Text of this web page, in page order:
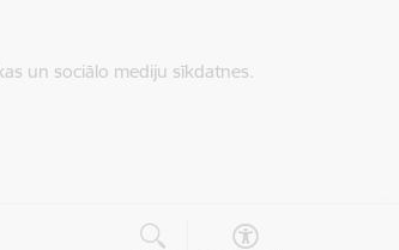
un sociālo mediju sīkdatnes.